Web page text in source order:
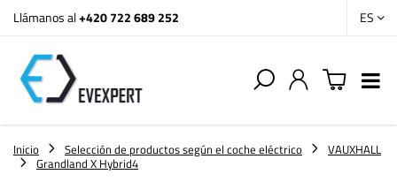
Llámanos al+420 722 689 252 ES
Inicio Selección de productos según el coche eléctrico
VAUXHALL
Grandland X Hybrid4